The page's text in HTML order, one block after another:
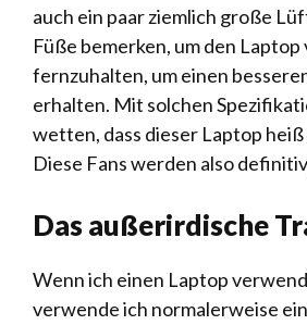
auch ein paar ziemlich große
Füße bemerken, um den Laptop
fernzuhalten, um einen
erhalten. Mit solchen
wetten, dass dieser Laptop
Diese Fans werden also
Das außerirdische
Wenn ich einen Laptop
verwende ich normalerweise